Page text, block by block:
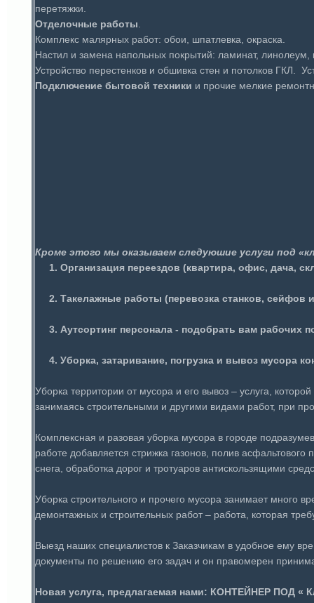
перетяжки.
Отделочные работы
Комплекс малярных работ: обои, шпатлевка, окраска.
Настил и замена напольных покрытий: ламинат,
Устройство перестенков и обшивка стен и потолков ГКЛ.
Подключение бытовой техники и прочие мелкие
Кроме этого мы оказываем следуюшие услуги под
1. Организация переездов (квартира, офис, дача,
2. Такелажные работы (перевозка станков, сейфов
3. Аутсортинг персонала - подобрать вам
4. Уборка, затаривание, погрузка и вывоз мусора
Уборка территории от мусора и его вывоз – услуга,
занимаясь строительными и другими видами работ, при
Комплексная и разовая уборка мусора в городе
работе добавляется стрижка газонов, полив
снега, обработка дорог и тротуаров антискользящими
Уборка строительного и прочего мусора занимает много
демонтажных и строительных работ – работа, которая
Выезд наших специалистов к Заказчикам в удобное ему
документы по решению его задач и он правомерен
Новая услуга, предлагаемая нами: КОНТЕЙНЕР ПОД